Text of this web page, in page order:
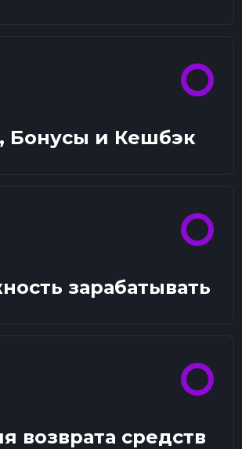
Бонусы и Кешбэк
зарабатывать
возврата средств